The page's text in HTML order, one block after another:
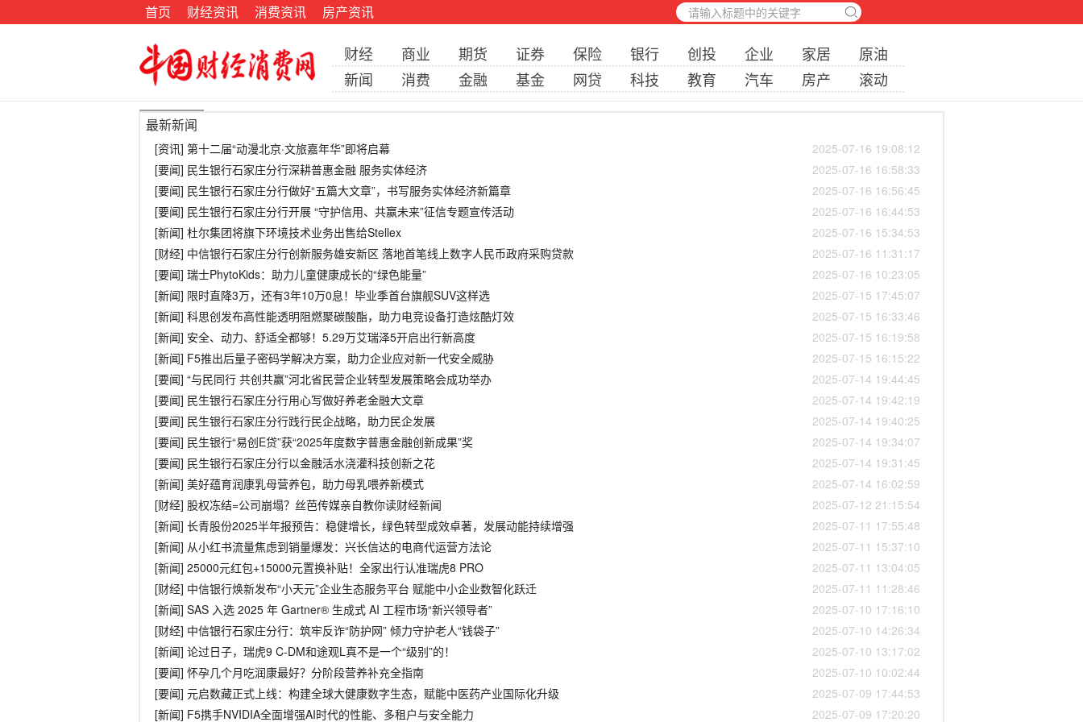
首页 财经资讯 消费资讯 房产资讯
财经 商业 期货 证券 保险 银行 创投 企业 家居
原油
新闻
消费 金融 基金 网贷 科技 教育 汽车 房产 滚动
最新新闻
[资讯] 第十二届“动漫北京·文旅嘉年华”即将启幕
2025-07-16 19:08:12
[要闻] 民生银行石家庄分行深耕普惠金融 服务实体经济
2025-07-16 16:58:33
[要闻] 民生银行石家庄分行做好“五篇大文章”，书写服务实体经济新篇章
2025-07-16 16:56:45
[要闻] 民生银行石家庄分行开展 “守护信用、共赢未来”征信专题宣传活动
2025-07-16 16:44:53
[新闻] 杜尔集团将旗下环境技术业务出售给Stellex
2025-07-16 15:34:53
[财经] 中信银行石家庄分行创新服务雄安新区 落地首笔线上数字人民币政府采购贷款
2025-07-16 11:31:17
[要闻] 瑞士PhytoKids：助力儿童健康成长的“绿色能量”
2025-07-16 10:23:05
[新闻] 限时直降3万，还有3年10万0息！毕业季首台旗舰SUV这样选
2025-07-15 17:45:07
[新闻] 科思创发布高性能透明阻燃聚碳酸酯，助力电竞设备打造炫酷灯效
2025-07-15 16:33:46
[新闻] 安全、动力、舒适全都够！5.29万艾瑞泽5开启出行新高度
2025-07-15 16:19:58
[新闻] F5推出后量子密码学解决方案，助力企业应对新一代安全威胁
2025-07-15 16:15:22
[要闻] “与民同行 共创共赢”河北省民营企业转型发展策略会成功举办
2025-07-14 19:44:45
[要闻] 民生银行石家庄分行用心写做好养老金融大文章
2025-07-14 19:42:19
[要闻] 民生银行石家庄分行践行民企战略，助力民企发展
2025-07-14 19:40:25
[要闻] 民生银行“易创E贷”获“2025年度数字普惠金融创新成果”奖
2025-07-14 19:34:07
[要闻] 民生银行石家庄分行以金融活水浇灌科技创新之花
2025-07-14 19:31:45
[新闻] 美好蕴育润康乳母营养包，助力母乳喂养新模式
2025-07-14 16:02:59
[财经] 股权冻结=公司崩塌？丝芭传媒亲自教你读财经新闻
2025-07-12 21:15:54
[新闻] 长青股份2025半年报预告：稳健增长，绿色转型成效卓著，发展动能持续增强
2025-07-11 17:55:48
[新闻] 从小红书流量焦虑到销量爆发：兴长信达的电商代运营方法论
2025-07-11 15:37:10
[新闻] 25000元红包+15000元置换补贴！全家出行认准瑞虎8 PRO
2025-07-11 13:04:05
[财经] 中信银行焕新发布“小天元”企业生态服务平台 赋能中小企业数智化跃迁
2025-07-11 11:28:46
[新闻] SAS 入选 2025 年 Gartner® 生成式 AI 工程市场“新兴领导者”
2025-07-10 17:16:10
[财经] 中信银行石家庄分行：筑牢反诈“防护网” 倾力守护老人“钱袋子”
2025-07-10 14:26:34
[新闻] 论过日子，瑞虎9 C-DM和途观L真不是一个“级别”的！
2025-07-10 13:17:02
[要闻] 怀孕几个月吃润康最好？分阶段营养补充全指南
2025-07-10 10:02:44
[要闻] 元启数藏正式上线：构建全球大健康数字生态，赋能中医药产业国际化升级
2025-07-09 17:44:53
[新闻] F5携手NVIDIA全面增强AI时代的性能、多租户与安全能力
2025-07-09 17:20:20